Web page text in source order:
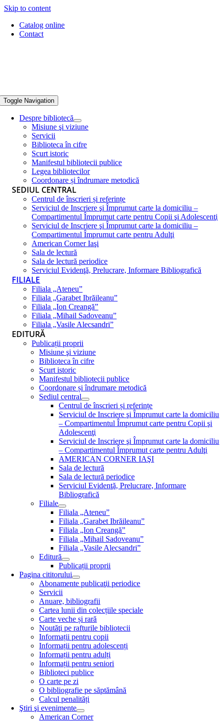
Skip to content
Catalog online
Contact
Toggle Navigation
Despre bibliotecă
Misiune şi viziune
Servicii
Biblioteca în cifre
Scurt istoric
Manifestul bibliotecii publice
Legea bibliotecilor
Coordonare și îndrumare metodică
SEDIUL CENTRAL
Centrul de înscrieri și referințe
Serviciul de Inscriere şi Împrumut carte la domiciliu –
Compartimentul Împrumut carte pentru Copii şi Adolescenţi
Serviciul de Inscriere şi Împrumut carte la domiciliu –
Compartimentul Împrumut carte pentru Adulţi
American Corner Iaşi
Sala de lectură
Sala de lectură periodice
Serviciul Evidenţă, Prelucrare, Informare Bibliografică
FILIALE
Filiala „Ateneu”
Filiala „Garabet Ibrăileanu”
Filiala „Ion Creangă”
Filiala „Mihail Sadoveanu”
Filiala „Vasile Alecsandri”
EDITURĂ
Publicații proprii
Misiune şi viziune
Biblioteca în cifre
Scurt istoric
Manifestul bibliotecii publice
Coordonare și îndrumare metodică
Sediul central
Centrul de înscrieri și referințe
Serviciul de Inscriere şi Împrumut carte la domiciliu
– Compartimentul Împrumut carte pentru Copii şi
Adolescenţi
Serviciul de Inscriere şi Împrumut carte la domiciliu
– Compartimentul Împrumut carte pentru Adulţi
AMERICAN CORNER IAŞI
Sala de lectură
Sala de lectură periodice
Serviciul Evidenţă, Prelucrare, Informare
Bibliografică
Filiale
Filiala „Ateneu”
Filiala „Garabet Ibrăileanu”
Filiala „Ion Creangă”
Filiala „Mihail Sadoveanu”
Filiala „Vasile Alecsandri”
Editură
Publicații proprii
Pagina cititorului
Abonamente publicaţii periodice
Servicii
Anuare, bibliografii
Cartea lunii din colecțiile speciale
Carte veche și rară
Noutăţi pe rafturile bibliotecii
Informații pentru copii
Informații pentru adolescenți
Informații pentru adulți
Informații pentru seniori
Biblioteci publice
O carte pe zi
O bibliografie pe săptămână
Calcul penalități
Ştiri şi evenimente
American Corner